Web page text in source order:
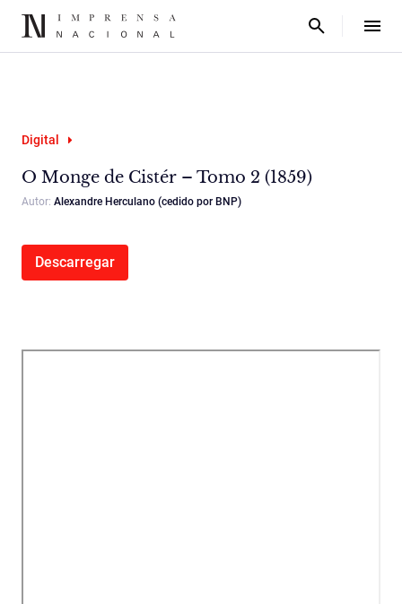
Digital
O Monge de Cistér – Tomo 2 (1859)
Autor: Alexandre Herculano (cedido por BNP)
Descarregar